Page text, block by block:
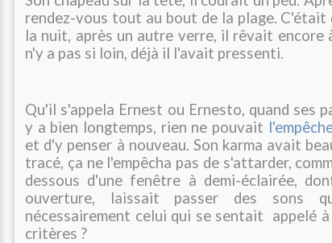
rendez-vous tout au bout de la plage. C'était
la nuit, après un autre verre, il rêvait encore
n'y a pas si loin, déjà il l'avait pressenti.
Qu'il s'appela Ernest ou Ernesto, quand ses
y a bien longtemps, rien ne pouvait
et d'y penser à nouveau. Son karma avait
tracé, ça ne l'empêcha pas de s'attarder,
dessous d'une fenêtre à demi-éclairée,
ouverture, laissait passer des sons
nécessairement celui qui se sentait appelé
critères ?